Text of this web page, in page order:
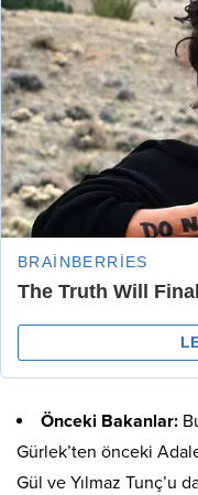
Önceki Bakanlar:
Gürlek’ten önceki
Gül ve Yılmaz Tunç’u